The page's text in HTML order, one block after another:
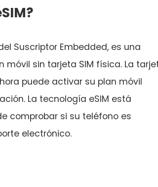
Suscriptor Embedded, es una
sin tarjeta SIM física. La
puede activar su plan móvil
La tecnología eSIM está
comprobar si su teléfono es
electrónico.